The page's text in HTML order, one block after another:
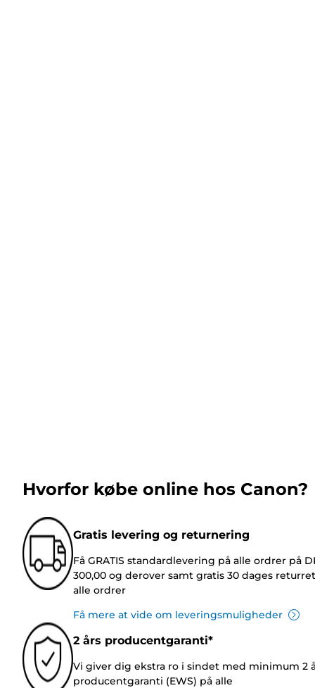
Hvorfor købe online hos Canon?
Gratis levering og returnering
Få GRATIS standardlevering på alle ordrer på
300,00 og derover samt gratis 30 dages
alle ordrer
Få mere at vide om leveringsmuligheder
2 års producentgaranti*
Vi giver dig ekstra ro i sindet med minimum 2
producentgaranti (EWS) på alle